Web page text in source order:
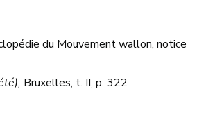
du Mouvement wallon, notice
Bruxelles, t. II, p. 322